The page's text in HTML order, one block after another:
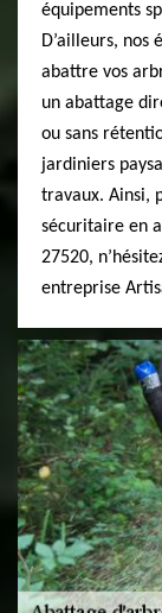
équipements
D’ailleurs, nos
abattre vos
un abattage
ou sans
jardiniers
travaux. Ainsi,
sécuritaire en
27520,
entreprise